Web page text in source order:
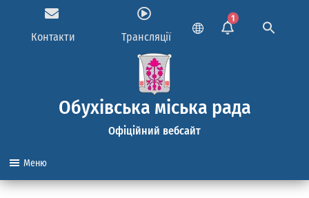
Контакти Трансляції
1
Обухівська міська рада
Офіційний вебсайт
Меню